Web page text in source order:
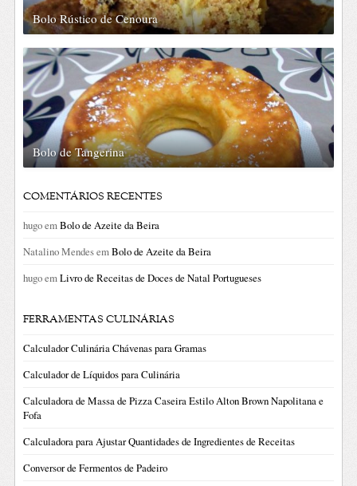
Bolo Rústico de Cenoura
Bolo de Tangerina
COMENTÁRIOS RECENTES
hugoemBolo de Azeite da Beira
Natalino MendesemBolo de Azeite da Beira
hugoemLivro de Receitas de Doces de Natal Portugueses
FERRAMENTAS CULINÁRIAS
Calculador Culinária Chávenas para Gramas
Calculador de Líquidos para Culinária
Calculadora de Massa de Pizza Caseira Estilo Alton Brown Napolitana e
Fofa
Calculadora para Ajustar Quantidades de Ingredientes de Receitas
Conversor de Fermentos de Padeiro